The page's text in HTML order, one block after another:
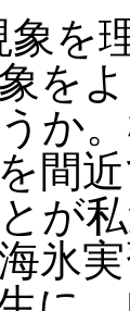
象を
を
か
間
が
氷